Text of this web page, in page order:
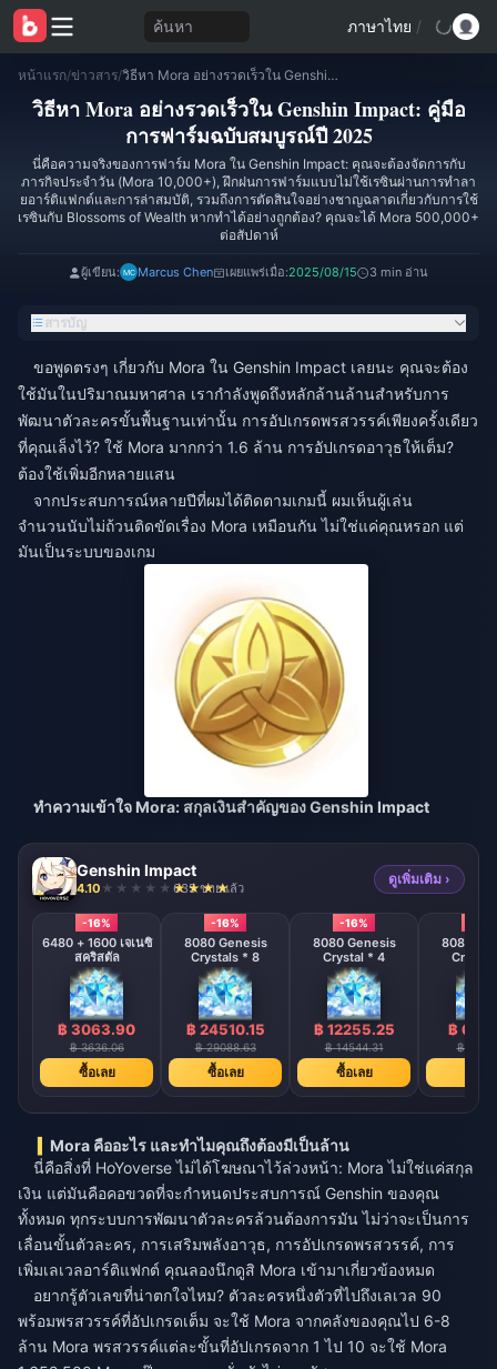
ค้นหา ภาษาไทย /
หน้าแรก/ข่าวสาร/ วิธีหา Mora อย่างรวดเร็วใน Genshin Impact: คู่มือการฟาร์มฉบับสมบูรณ์ปี 2025
วิธีหา Mora อย่างรวดเร็วใน Genshin Impact: คู่มือ
การฟาร์มฉบับสมบูรณ์ปี 2025
นี่คือความจริงของการฟาร์ม Mora ใน Genshin Impact: คุณจะต้องจัดการกับ
ภารกิจประจำวัน (Mora 10,000+), ฝึกฝนการฟาร์มแบบไม่ใช้เรซินผ่านการทำลา
ยอาร์ติแฟกต์และการล่าสมบัติ, รวมถึงการตัดสินใจอย่างชาญฉลาดเกี่ยวกับการใช้
เรซินกับ Blossoms of Wealth หากทำได้อย่างถูกต้อง? คุณจะได้ Mora 500,000+
ต่อสัปดาห์
ผู้เขียน: Marcus Chen เผยแพร่เมื่อ:2025/08/15 3 min อ่าน
สารบัญ
ขอพูดตรงๆ เกี่ยวกับ Mora ใน Genshin Impact เลยนะ คุณจะต้อง
ใช้มันในปริมาณมหาศาล เรากำลังพูดถึงหลักล้านล้านสำหรับการ
พัฒนาตัวละครขั้นพื้นฐานเท่านั้น การอัปเกรดพรสวรรค์เพียงครั้งเดียว
ที่คุณเล็งไว้? ใช้ Mora มากกว่า 1.6 ล้าน การอัปเกรดอาวุธให้เต็ม?
ต้องใช้เพิ่มอีกหลายแสน
จากประสบการณ์หลายปีที่ผมได้ติดตามเกมนี้ ผมเห็นผู้เล่น
จำนวนนับไม่ถ้วนติดขัดเรื่อง Mora เหมือนกัน ไม่ใช่แค่คุณหรอก แต่
มันเป็นระบบของเกม
ทำความเข้าใจ Mora: สกุลเงินสำคัญของ Genshin Impact
Genshin Impact
4.10 635 ขายแล้ว
ดูเพิ่มเติม ›
-16%
6480 + 1600 เจเนซิ
สคริสตัล
฿ 3063.90
฿ 3636.06
ซื้อเลย
-16%
8080 Genesis
Crystals * 8
฿ 24510.15
฿ 29088.63
ซื้อเลย
-16%
8080 Genesis
Crystal * 4
฿ 12255.25
฿ 14544.31
ซื้อเลย
8080
Crystal
฿
฿
Mora คืออะไร และทำไมคุณถึงต้องมีเป็นล้าน
นี่คือสิ่งที่ HoYoverse ไม่ได้โฆษณาไว้ล่วงหน้า: Mora ไม่ใช่แค่สกุล
เงิน แต่มันคือคอขวดที่จะกำหนดประสบการณ์ Genshin ของคุณ
ทั้งหมด ทุกระบบการพัฒนาตัวละครล้วนต้องการมัน ไม่ว่าจะเป็นการ
เลื่อนขั้นตัวละคร, การเสริมพลังอาวุธ, การอัปเกรดพรสวรรค์, การ
เพิ่มเลเวลอาร์ติแฟกต์ คุณลองนึกดูสิ Mora เข้ามาเกี่ยวข้องหมด
อยากรู้ตัวเลขที่น่าตกใจไหม? ตัวละครหนึ่งตัวที่ไปถึงเลเวล 90
พร้อมพรสวรรค์ที่อัปเกรดเต็ม จะใช้ Mora จากคลังของคุณไป 6-8
ล้าน Mora พรสวรรค์แต่ละขั้นที่อัปเกรดจาก 1 ไป 10 จะใช้ Mora